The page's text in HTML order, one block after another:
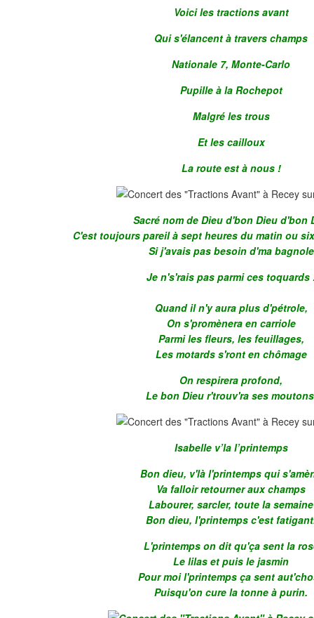
Voici les tractions avant
Qui s'élancent à travers champs
Nationale 7, Monte-Carlo
Pupille à la Rochepot
Malgré les trous
Et les cailloux
La route est à nous !
Sacré nom de Dieu d'bon Dieu d'bon
C'est toujours pareil à sept heures du matin ou
Si j'avais pas besoin d'ma bagnole
Je n's'rais pas parmi ces toquards
Quand il n'y aura plus d'pétrole,
On s'promènera en carriole
Parmi les fleurs, les feuillages,
Les motards s'ront en chômage
On respirera profond,
Le bon Dieu r'trouv'ra ses
Isabelle v’la l’printemps
Bon dieu, v'là l'printemps qui
Va falloir retourner aux champs
Labourer, sarcler, toute la semaine
Bon dieu, l'printemps c'est
L'printemps on dit qu'ça sent la
Le lilas et puis le jasmin
Pour moi l'printemps ça sent
Puisqu'on cure la tonne à purin.